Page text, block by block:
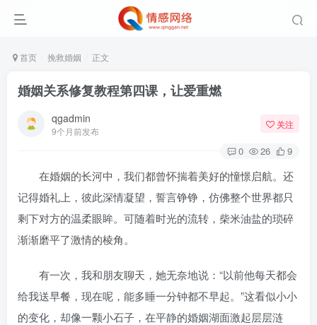
首页 挽救婚姻 正文
婚姻关系修复教程第四课，让爱重燃
qgadmin
9个月前发布
关注
0 26 9
在婚姻的长河中，我们都曾怀揣着美好的憧憬启航。还
记得婚礼上，彼此深情凝望，誓言铮铮，仿佛整个世界都只
剩下对方的温柔眼眸。可随着时光的流转，柴米油盐的琐碎
渐渐磨平了激情的棱角。
有一次，我和朋友聊天，她无奈地说：“以前他每天都会
给我送早餐，现在呢，能多睡一分钟都不早起。”这看似小小
的变化，却像一颗小石子，在平静的婚姻湖面激起层层涟